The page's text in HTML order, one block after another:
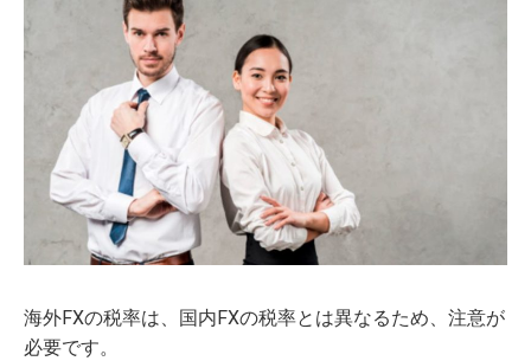
海外FXの税率は、国内FXの税率とは異なるため、注意が
必要です。